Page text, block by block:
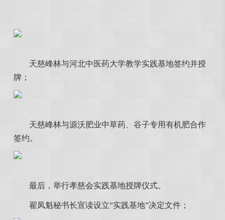
天慈峰林与河北中医药大学教学实践基地签约并授
牌；
天慈峰林与源沃肥业中草药、谷子专用有机肥合作
签约。
最后，举行孝慈会实践基地授牌仪式。
翟凤魁秘书长宣读设立“实践基地”决定文件；